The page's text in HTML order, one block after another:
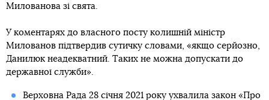
Милованова зі свята.
У коментарях до власного посту колишній міністр
Милованов підтвердив сутичку словами, «якщо серйозно,
Данилюк неадекватний. Таких не можна допускати до
державної служби».
Верховна Рада 28 січня 2021 року ухвалила закон «Про